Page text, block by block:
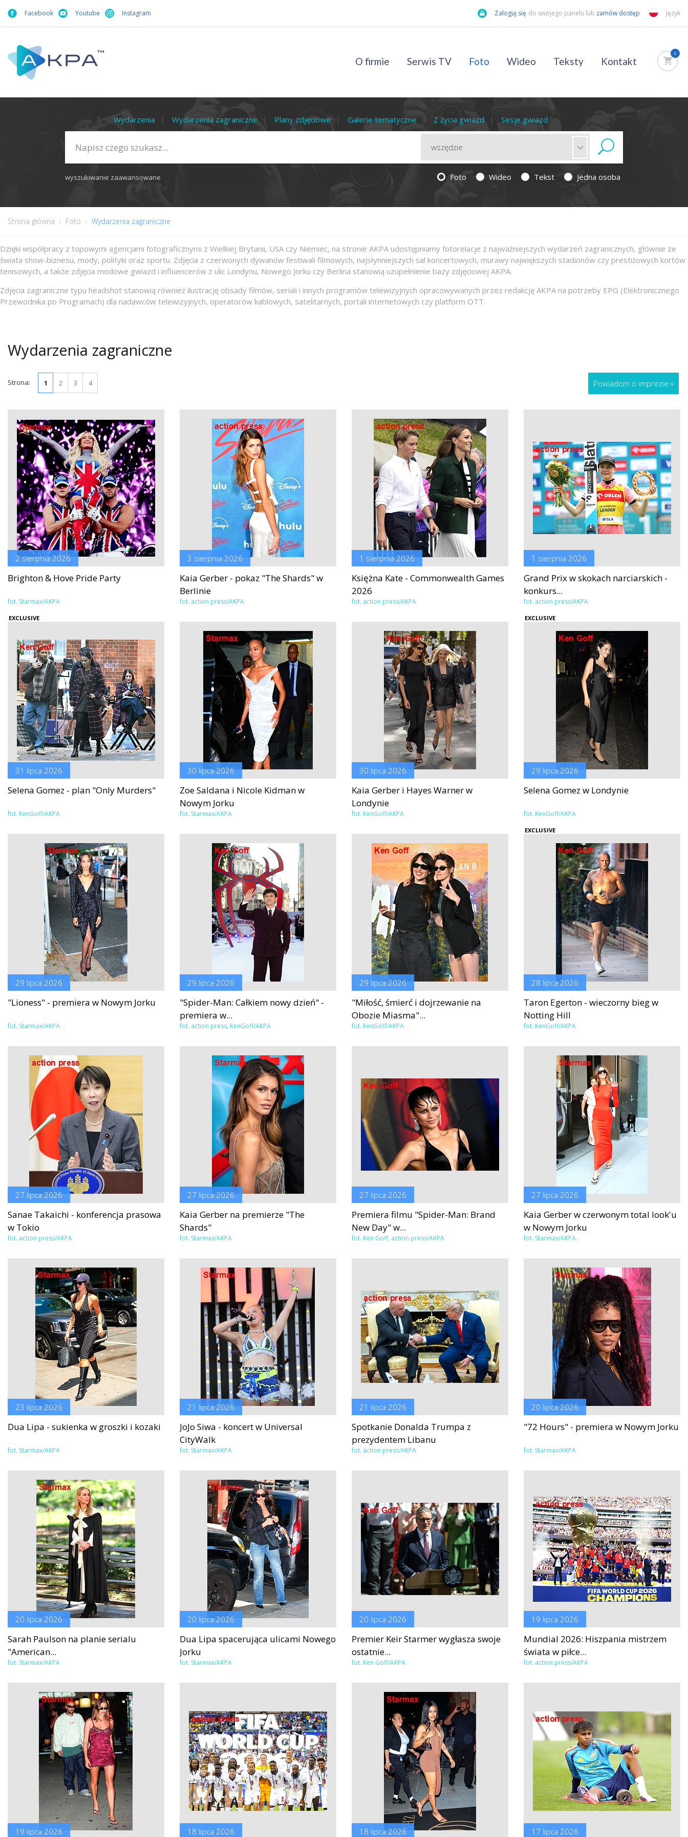
Facebook Youtube Instagram Zaloguj się do swojego panelu lub zamów dostęp Język
O firmie Serwis TV Foto Wideo Teksty Kontakt
0
Wydarzenia Wydarzenia zagraniczne Plany zdjęciowe Galerie tematyczne Z życia gwiazd Sesje gwiazd
wyszukiwanie zaawansowane Foto Wideo Tekst Jedna osoba
Strona główna Foto Wydarzenia zagraniczne
Dzięki współpracy z topowymi agencjami fotograficznymi z Wielkiej Brytanii, USA czy Niemiec, na stronie AKPA udostępniamy fotorelacje z najważniejszych wydarzeń zagranicznych, głównie ze
świata show-biznesu, mody, polityki oraz sportu. Zdjęcia z czerwonych dywanów festiwali filmowych, najsłynniejszych sal koncertowych, murawy największych stadionów czy prestiżowych kortów
tenisowych, a także zdjęcia modowe gwiazd i influencerów z ulic Londynu, Nowego Jorku czy Berlina stanowią uzupełnienie bazy zdjęciowej AKPA.
Zdjęcia zagraniczne typu headshot stanowią również ilustrację obsady filmów, seriali i innych programów telewizyjnych opracowywanych przez redakcję AKPA na potrzeby EPG (Elektronicznego
Przewodnika po Programach) dla nadawców telewizyjnych, operatorów kablowych, satelitarnych, portali internetowych czy platform OTT.
Wydarzenia zagraniczne
Strona: 1 2 3 4 Powiadom o imprezie »
2 sierpnia 2026
Brighton & Hove Pride Party
fot. Starmax/AKPA
3 sierpnia 2026
Kaia Gerber - pokaz "The Shards" w
Berlinie
fot. action press/AKPA
1 sierpnia 2026
Księżna Kate - Commonwealth Games
2026
fot. action press/AKPA
1 sierpnia 2026
Grand Prix w skokach narciarskich -
konkurs...
fot. action press/AKPA
EXCLUSIVE
31 lipca 2026
Selena Gomez - plan "Only Murders"
fot. KenGoff/AKPA
30 lipca 2026
Zoe Saldana i Nicole Kidman w
Nowym Jorku
fot. Starmax/AKPA
30 lipca 2026
Kaia Gerber i Hayes Warner w
Londynie
fot. KenGoff/AKPA
EXCLUSIVE
29 lipca 2026
Selena Gomez w Londynie
fot. KenGoff/AKPA
29 lipca 2026
"Lioness" - premiera w Nowym Jorku
fot. Starmax/AKPA
29 lipca 2026
"Spider-Man: Całkiem nowy dzień" -
premiera w...
fot. action press, KenGoff/AKPA
29 lipca 2026
"Miłość, śmierć i dojrzewanie na
Obozie Miasma"...
fot. KenGoff/AKPA
EXCLUSIVE
28 lipca 2026
Taron Egerton - wieczorny bieg w
Notting Hill
fot. KenGoff/AKPA
27 lipca 2026
Sanae Takaichi - konferencja prasowa
w Tokio
fot. action press/AKPA
27 lipca 2026
Kaia Gerber na premierze "The
Shards"
fot. Starmax/AKPA
27 lipca 2026
Premiera filmu "Spider-Man: Brand
New Day" w...
fot. Ken Goff, action press/AKPA
27 lipca 2026
Kaia Gerber w czerwonym total look'u
w Nowym Jorku
fot. Starmax/AKPA.
23 lipca 2026
Dua Lipa - sukienka w groszki i kozaki
fot. Starmax/AKPA
21 lipca 2026
JoJo Siwa - koncert w Universal
CityWalk
fot. Starmax/AKPA
21 lipca 2026
Spotkanie Donalda Trumpa z
prezydentem Libanu
fot. action press/AKPA
20 lipca 2026
"72 Hours" - premiera w Nowym Jorku
fot. Starmax/AKPA
20 lipca 2026
Sarah Paulson na planie serialu
"American...
fot. Starmax/AKPA
20 lipca 2026
Dua Lipa spacerująca ulicami Nowego
Jorku
fot. Starmax/AKPA
20 lipca 2026
Premier Keir Starmer wygłasza swoje
ostatnie...
fot. Ken Goff/AKPA
19 lipca 2026
Mundial 2026: Hiszpania mistrzem
świata w piłce...
fot. action press/AKPA
19 lipca 2026 18 lipca 2026 18 lipca 2026 17 lipca 2026